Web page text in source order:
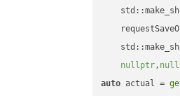
nullptr,
auto actual =